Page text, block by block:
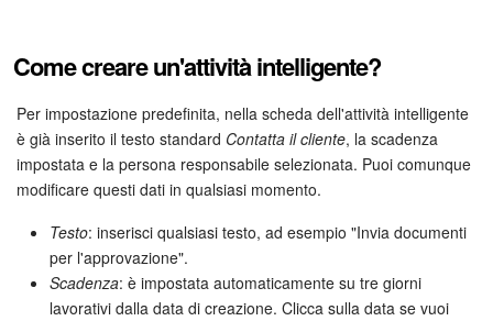
Generatore BI
Bitrix24 Market
Siti e store
Online store
Come creare un'attività intelligente?
Per impostazione predefinita, nella scheda dell'attività intelligente
è già inserito il testo standard Contatta il cliente, la scadenza
impostata e la persona responsabile selezionata. Puoi comunque
modificare questi dati in qualsiasi momento.
Testo: inserisci qualsiasi testo, ad esempio "Invia documenti
per l'approvazione".
Scadenza: è impostata automaticamente su tre giorni
lavorativi dalla data di creazione. Clicca sulla data se vuoi